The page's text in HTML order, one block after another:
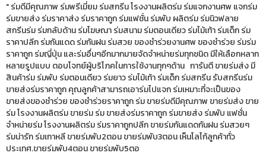
" ร่มดีมีคุณภาพ ร่มพรีเมี่ยม ร่มสกรีน โรงงานผลิตร่ม ร่มแจกงานศพ แจกร่ม
ร่มขายส่ง ร่มราคาส่ง ร่มราคาถูก ร่มแฟชั่น ร่มพับ ผลิตร่ม ร่มนิวฟลาย
สกรีนร่ม ร่มกลับด้าน ร่มโฆษณา ร่มสนาม ร่มตอนเดียว ร่มไม้เท้า ร่มเด็ก ร่ม
ราคาปลีก ร่มกันแดด ร่มกันฝน ร่มสวย ของชำร่วยงานศพ ของชำร่วย ร่มร่ม
ราคาถูก ร่มญี่ปุ่น และร่มอื่นๆอีกมากมายจัดจำหน่ายร่มทุกชนิด มีให้เลือกหลาก
หลายรูปแบบ ตอบโจทย์ผู้บริโภคในการใช้งานทุกๆด้าน การันตี ขายร่มส่ง มี
สินค้าร่ม ร่มพับ ร่มตอนเดียว ร่มยาว ร่มไม้เท้า ร่มเด็ก ร่มสกรีน รับสกรีนร่ม
ขายส่งร่มราคาถูก คุณลูกค้าสามารถเอาร่มไปแจก ร่มเหมาะที่จะเป็นของ
ขายส่งของชำร่วย ของชำร่วยราคาถูก ร่ม ขายร่มดีมีคุณภาพ ขายร่มส่ง ขาย
ร่ม โรงงานผลิตร่ม ขายร่ม ร่ม ขายส่งร่มราคาถูก ร่มขายส่ง ร่มพับ แฟชั่น
จำหน่ายร่ม โรงงานผลิตร่ม ร่มราคาถูกปลีก ขายร่มกันแดดกันฝน ร่มสวยๆ
ร่มน่ารัก ร่มเกาหลี ขายร่มพับ2ตอน ขายร่มพับ3ตอน เห็นโลโก้ลูกค้าทั่ว
ประเทศ.ขายร่มพับ4ตอน ขายร่มพับ5ตอ